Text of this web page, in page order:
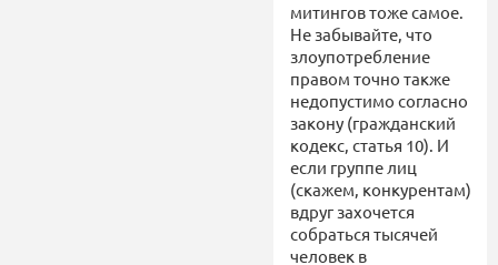
митингов тоже самое.
Не забывайте, что
злоупотребление
правом точно также
недопустимо согласно
закону (гражданский
кодекс, статья 10). И
если группе лиц
(скажем, конкурентам)
вдруг захочется
собраться тысячей
человек в